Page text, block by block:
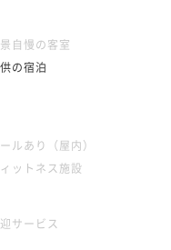
自慢の客室
の宿泊
ルあり（屋内）
ットネス施設
サービス